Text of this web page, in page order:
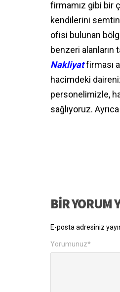
firmamız gibi bir
kendilerini
ofisi bulunan
benzeri alanların
Nakliyatfirması
hacimdeki
personelimizle,
sağlıyoruz. Ayrıca
BIR YORUM
E-posta adresiniz
Yorumunuz*